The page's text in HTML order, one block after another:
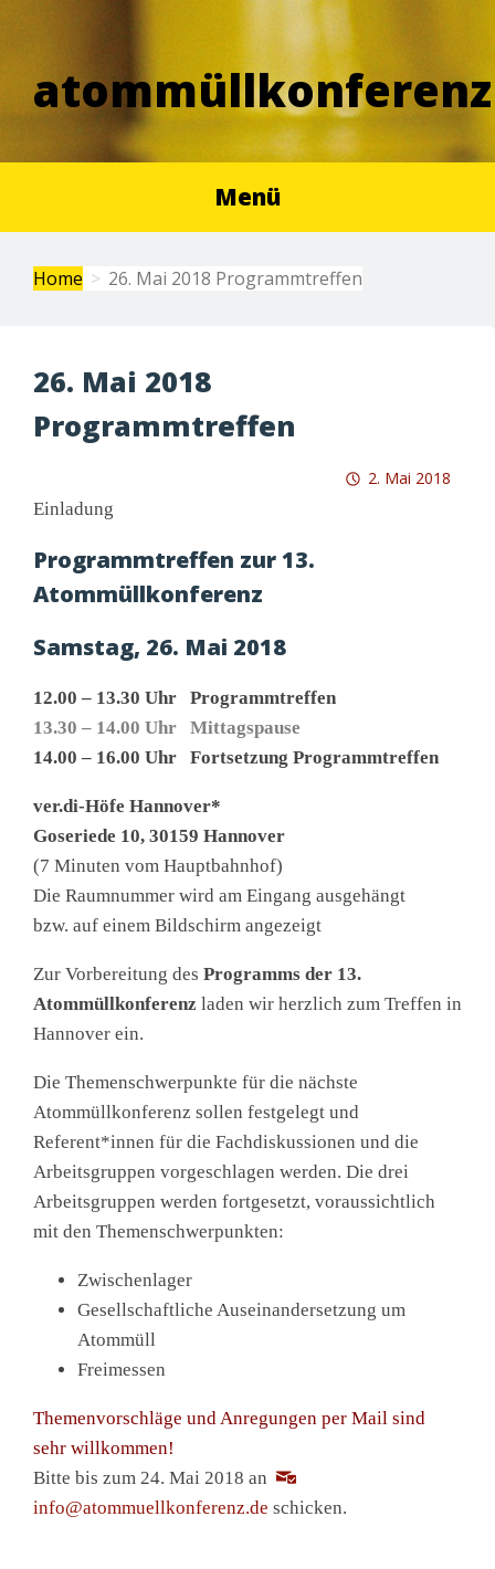
atommüllkonferenz
Menü
Home 26. Mai 2018 Programmtreffen
26. Mai 2018
Programmtreffen
2. Mai 2018
Einladung
Programmtreffen zur 13.
Atommüllkonferenz
Samstag, 26. Mai 2018
12.00 – 13.30 Uhr Programmtreffen
13.30 – 14.00 Uhr Mittagspause
14.00 – 16.00 Uhr Fortsetzung Programmtreffen
ver.di-Höfe Hannover*
Goseriede 10, 30159 Hannover
(7 Minuten vom Hauptbahnhof)
Die Raumnummer wird am Eingang ausgehängt
bzw. auf einem Bildschirm angezeigt
Zur Vorbereitung des Programms der 13.
Atommüllkonferenz laden wir herzlich zum Treffen in
Hannover ein.
Die Themenschwerpunkte für die nächste
Atommüllkonferenz sollen festgelegt und
Referent*innen für die Fachdiskussionen und die
Arbeitsgruppen vorgeschlagen werden. Die drei
Arbeitsgruppen werden fortgesetzt, voraussichtlich
mit den Themenschwerpunkten:
Zwischenlager
Gesellschaftliche Auseinandersetzung um
Atommüll
Freimessen
Themenvorschläge und Anregungen per Mail sind
sehr willkommen!
Bitte bis zum 24. Mai 2018 an
info@atommuellkonferenz.de schicken.